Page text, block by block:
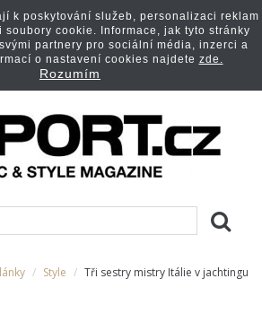
Style Tři sestry mistry Itálie v jachtingu
k poskytování služeb, personalizaci reklam
soubory cookie. Informace, jak tyto stránky
partnery pro sociální média, inzerci a
o nastavení cookies najdete zde.
Rozumím